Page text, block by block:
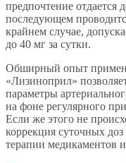
предпочтение отдается
последующем
крайнем случае,
до 40 мг за сутки.
Обширный опыт
«Лизиноприл»
параметры
на фоне регулярного
Если же этого не
коррекция суточных
терапии медикаментов